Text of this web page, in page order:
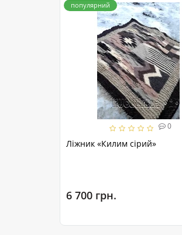
популярний
0
Ліжник «Килим сірий»
6 700 грн.